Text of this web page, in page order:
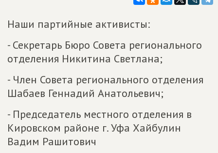
Наши партийные активисты:
- Секретарь Бюро Совета регионального
отделения Никитина Светлана;
- Член Совета регионального отделения
Шабаев Геннадий Анатольевич;
- Председатель местного отделения в
Кировском районе г. Уфа Хайбулин
Вадим Рашитович